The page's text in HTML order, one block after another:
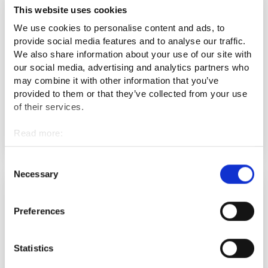
This website uses cookies
We use cookies to personalise content and ads, to
provide social media features and to analyse our traffic.
We also share information about your use of our site with
our social media, advertising and analytics partners who
may combine it with other information that you’ve
provided to them or that they’ve collected from your use
of their services.
Read more:
Cookies
Selection
Necessary
Preferences
Statistics
4.6. 14.8.2026
Luotsi On The Road kesäkiertue Pohjois-Karjalassa!
19.8.2026 15.00